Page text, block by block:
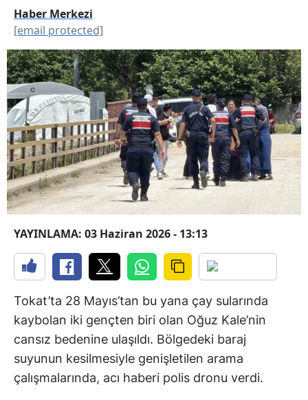
Haber Merkezi
[email protected]
YAYINLAMA: 03 Haziran 2026 - 13:13
Tokat’ta 28 Mayıs’tan bu yana çay sularında
kaybolan iki gençten biri olan Oğuz Kale’nin
cansız bedenine ulaşıldı. Bölgedeki baraj
suyunun kesilmesiyle genişletilen arama
çalışmalarında, acı haberi polis dronu verdi.